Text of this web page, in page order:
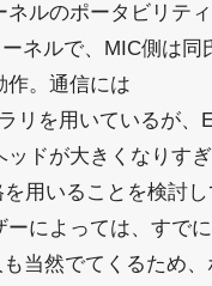
ルのポータビリテ
ネルで、MIC側は同
作。通信には
リを用いているが、
ドが大きくなりす
用いることを検討し
によっては、すで
当然でてくるため、